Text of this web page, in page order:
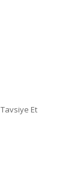
Tavsiye Et